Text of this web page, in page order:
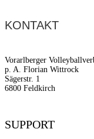
KONTAKT
Vorarlberger
p. A. Florian Wittrock
Sägerstr. 1
6800 Feldkirch
SUPPORT